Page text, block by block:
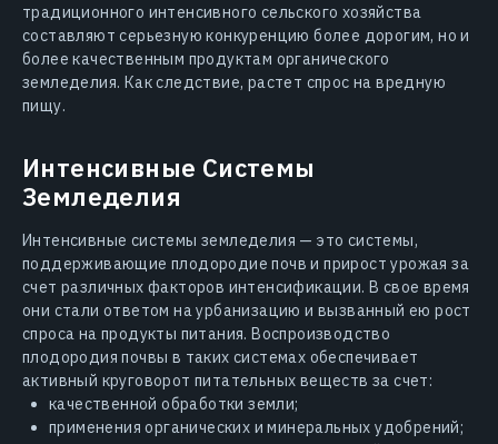
традиционного интенсивного сельского хозяйства
составляют серьезную конкуренцию более дорогим, но и
более качественным продуктам органического
земледелия. Как следствие, растет спрос на вредную
пищу.
Интенсивные Системы
Земледелия
Интенсивные системы земледелия — это системы,
поддерживающие плодородие почв и прирост урожая за
счет различных факторов интенсификации. В свое время
они стали ответом на урбанизацию и вызванный ею рост
спроса на продукты питания. Воспроизводство
плодородия почвы в таких системах обеспечивает
активный круговорот питательных веществ за счет:
качественной обработки земли;
применения органических и минеральных удобрений;